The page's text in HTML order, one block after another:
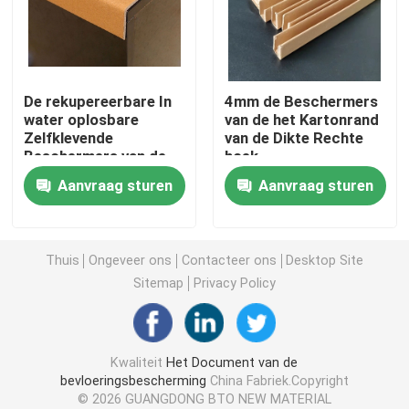
Het Document van de bouwvloerbedekking
Het Document van de kartondruk
Waterdichte Bevloeringsbladen
Zwart kartondocument
In te ademen Plakband
Inpakkend Broodjesdocument
De rekupereerbare In
water oplosbare
Zelfklevende
Beschermers van de
Kartonrand
Aanvraag sturen
4mm de Beschermers
van de het Kartonrand
van de Dikte Rechte
hoek
Aanvraag sturen
Thuis Ongeveer ons Contacteer ons
Desktop Site
Sitemap
Privacy Policy
Kwaliteit Het Document van de
bevloeringsbescherming China Fabriek.Copyright
© 2026 GUANGDONG BTO NEW MATERIAL